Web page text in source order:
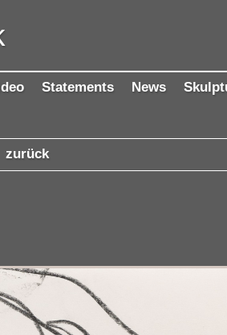
Statements News
zurück